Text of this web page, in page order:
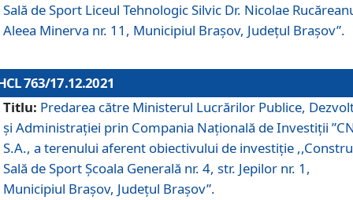
Sală de Sport Liceul Tehnologic Silvic Dr. Nicolae
Aleea Minerva nr. 11, Municipiul Brașov, Județul Brașov”.
763/17.12.2021
Titlu: Predarea către Ministerul Lucrărilor Publice,
și Administrației prin Compania Naţională de Investiţii
S.A., a terenului aferent obiectivului de investiție
Sală de Sport Școala Generală nr. 4, str. Jepilor nr. 1,
Municipiul Brașov, Județul Brașov”.